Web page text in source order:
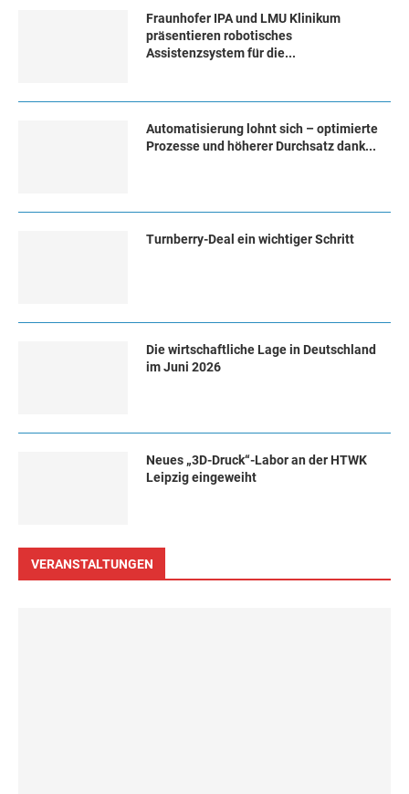
Fraunhofer IPA und LMU Klinikum
präsentieren robotisches
Assistenzsystem für die...
Automatisierung lohnt sich – optimierte
Prozesse und höherer Durchsatz dank...
Turn­ber­ry-Deal ein wich­ti­ger Schritt
Die wirtschaftliche Lage in Deutschland
im Juni 2026
Neues „3D-Druck“-Labor an der HTWK
Leipzig eingeweiht
VERANSTALTUNGEN